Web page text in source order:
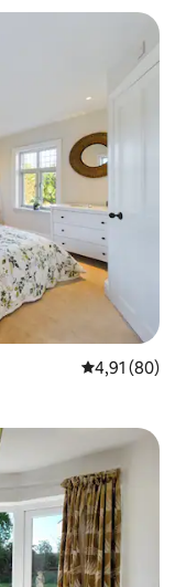
4,91 av 5 i
4,91 (80)